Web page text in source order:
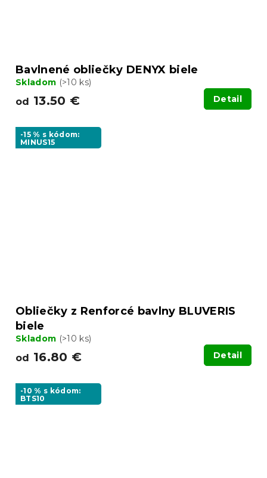
Bavlnené obliečky DENYX biele
Skladom (>10 ks)
od 13.50 € Detail
-15 % s kódom:
MINUS15
Obliečky z Renforcé bavlny BLUVERIS
biele
Skladom (>10 ks)
od 16.80 € Detail
-10 % s kódom:
BTS10